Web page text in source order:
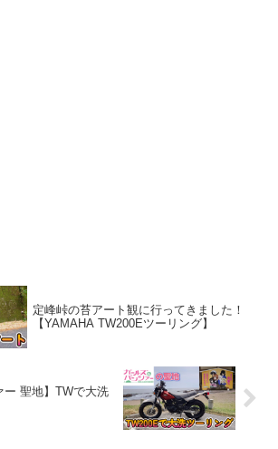
定峰峠の苔アート観に行ってきました！
【YAMAHA TW200Eツーリング】
ー 聖地】TWで大洗